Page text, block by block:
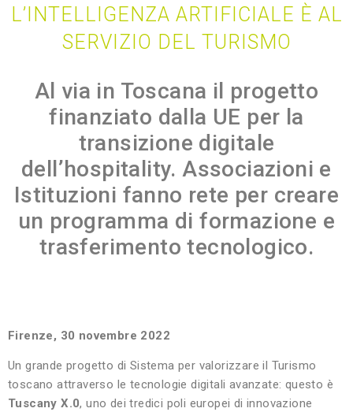
L’INTELLIGENZA ARTIFICIALE È AL
SERVIZIO DEL TURISMO
Al via in Toscana il progetto
finanziato dalla UE per la
transizione digitale
dell’hospitality. Associazioni e
Istituzioni fanno rete per creare
un programma di formazione e
trasferimento tecnologico.
Firenze, 30 novembre 2022
Un grande progetto di Sistema per valorizzare il Turismo
toscano attraverso le tecnologie digitali avanzate: questo è
Tuscany X.0, uno dei tredici poli europei di innovazione